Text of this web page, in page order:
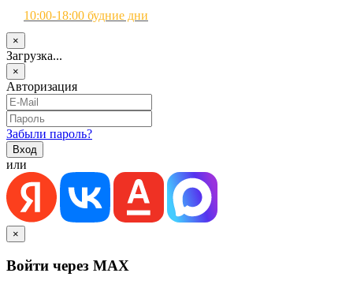
10:00-18:00 будние дни
×
Загрузка...
×
Авторизация
Забыли пароль?
или
×
Войти через MAX